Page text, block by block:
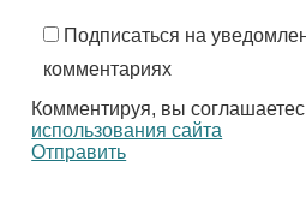
Подписаться на
комментариях
Комментируя, вы
использования сайта
Отправить